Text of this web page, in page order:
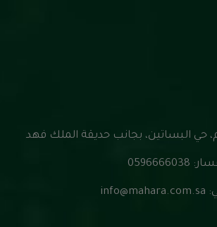
حي البساتين، بجانب حديقة الملك فهد
0596666038
info@mahara.com.sa